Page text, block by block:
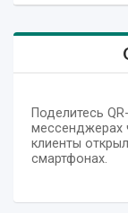
Поделитесь
мессенджерах
клиенты
смартфонах.